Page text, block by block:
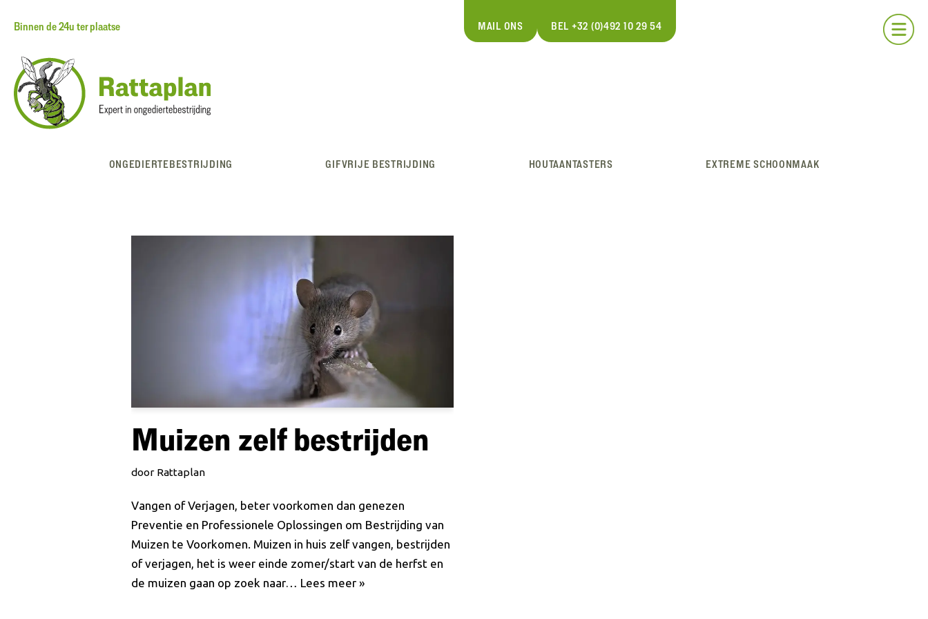
naar
de
inhoud
Binnen de 24u ter plaatse MAIL ONS BEL +32 (0)492 10 29 54
ONGEDIERTEBESTRIJDING GIFVRIJE BESTRIJDING HOUTAANTASTERS EXTREME SCHOONMAAK
Muizen zelf bestrijden
door Rattaplan
Vangen of Verjagen, beter voorkomen dan genezen
Preventie en Professionele Oplossingen om Bestrijding van
Muizen te Voorkomen. Muizen in huis zelf vangen, bestrijden
of verjagen, het is weer einde zomer/start van de herfst en
de muizen gaan op zoek naar… Lees meer »